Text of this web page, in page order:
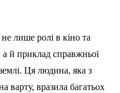
лише ролі в кіно та
й приклад справжньої
землі. Ця людина, яка з
варту, вразила багатьох